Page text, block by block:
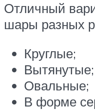
Отличный
шары разных
Круглые;
Вытянутые;
Овальные;
В форме